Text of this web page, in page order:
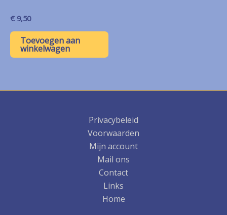
€ 9,50
Toevoegen aan
winkelwagen
Privacybeleid
Voorwaarden
Mijn account
Mail ons
Contact
Links
Home